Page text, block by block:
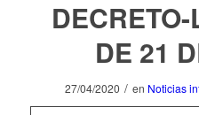
DE 21
27/04/2020 / en Noticias